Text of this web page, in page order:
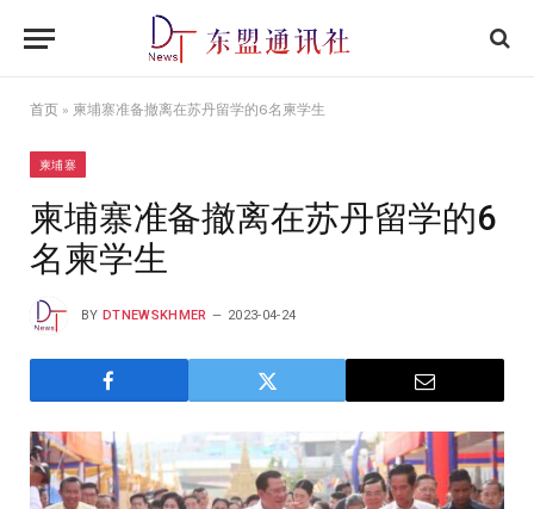
首页 » 柬埔寨准备撤离在苏丹留学的6名柬学生
柬埔寨
柬埔寨准备撤离在苏丹留学的6
名柬学生
BY DTNEWSKHMER 2023-04-24